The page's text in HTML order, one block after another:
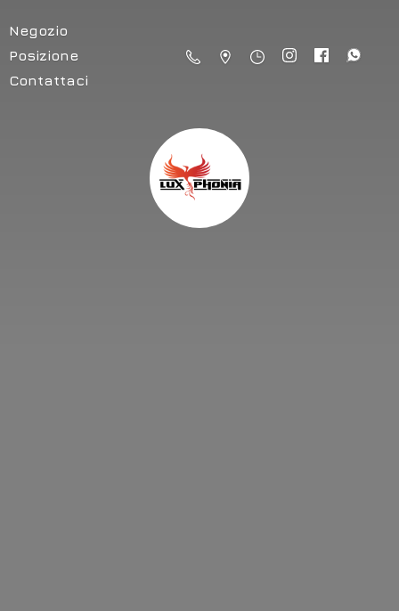
Negozio
Posizione
Contattaci